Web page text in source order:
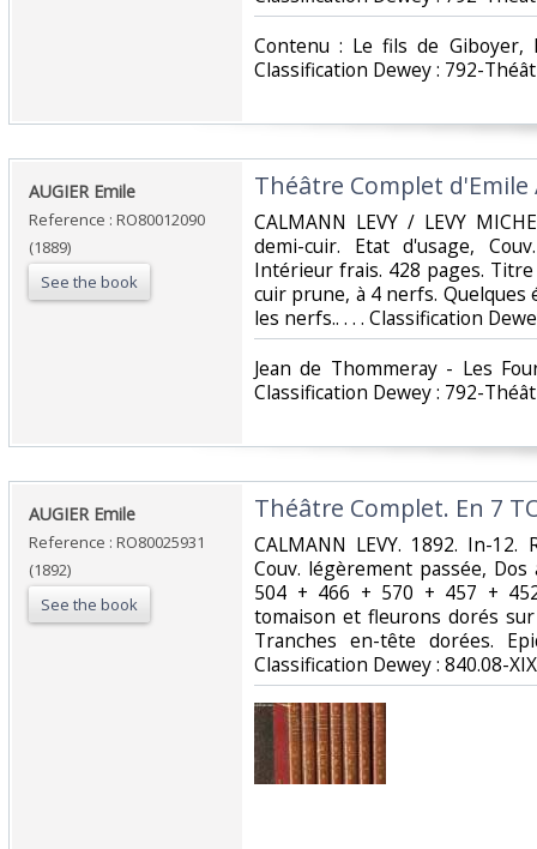
‎Contenu : Le fils de Giboyer,
Classification Dewey : 792-
‎AUGIER Emile‎
Reference : RO80012090
(1889)
See the book
‎Théâtre Complet d'Emile
‎CALMANN LEVY / LEVY
demi-cuir. Etat d'usage,
Intérieur frais. 428 pages.
cuir prune, à 4 nerfs.
les nerfs.. . . . Classification
‎Jean de Thommeray - Les
Classification Dewey : 792-
‎AUGIER Emile‎
Reference : RO80025931
(1892)
See the book
‎Théâtre Complet. En 7
‎CALMANN LEVY. 1892. In-
Couv. légèrement passée,
504 + 466 + 570 + 457 +
tomaison et fleurons dorés
Tranches en-tête dorées.
Classification Dewey : 840.08-